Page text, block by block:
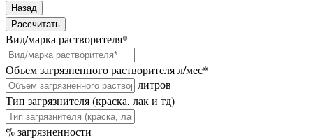
Назад
Рассчитать
Вид/марка растворителя*
Объем загрязненного растворителя л/мес*
литров
Тип загрязнителя (краска, лак и тд)
% загрязненности